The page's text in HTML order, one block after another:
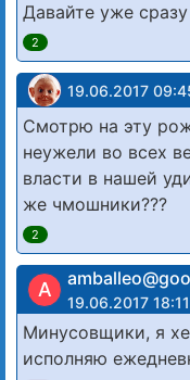
Давайте уже
2
19.06.2017
Смотрю на эту
неужели во всех
власти в нашей
же чмошники???
2
A
19.06.2017 18:11
Минусовщики, я
исполняю